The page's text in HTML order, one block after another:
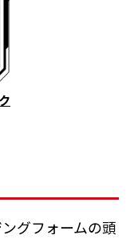
グフォームの頭